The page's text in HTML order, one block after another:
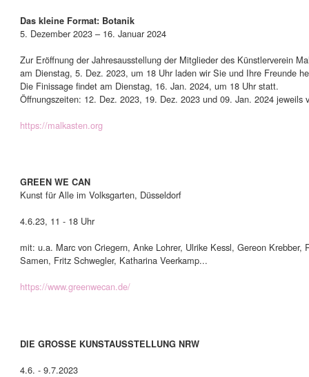
Das kleine Format: Botanik
5. Dezember 2023 – 16. Januar 2024
Zur Eröffnung der Jahresausstellung der Mitglieder des Künstlerverein
am Dienstag, 5. Dez. 2023, um 18 Uhr laden wir Sie und Ihre Freunde
Die Finissage findet am Dienstag, 16. Jan. 2024, um 18 Uhr statt.
Öffnungszeiten: 12. Dez. 2023, 19. Dez. 2023 und 09. Jan. 2024 jeweils
https://malkasten.org
GREEN WE CAN
Kunst für Alle im Volksgarten, Düsseldorf
4.6.23, 11 - 18 Uhr
mit: u.a. Marc von Criegern, Anke Lohrer, Ulrike Kessl, Gereon
Samen, Fritz Schwegler, Katharina Veerkamp...
https://www.greenwecan.de/
DIE GROSSE KUNSTAUSSTELLUNG NRW
4.6. - 9.7.2023